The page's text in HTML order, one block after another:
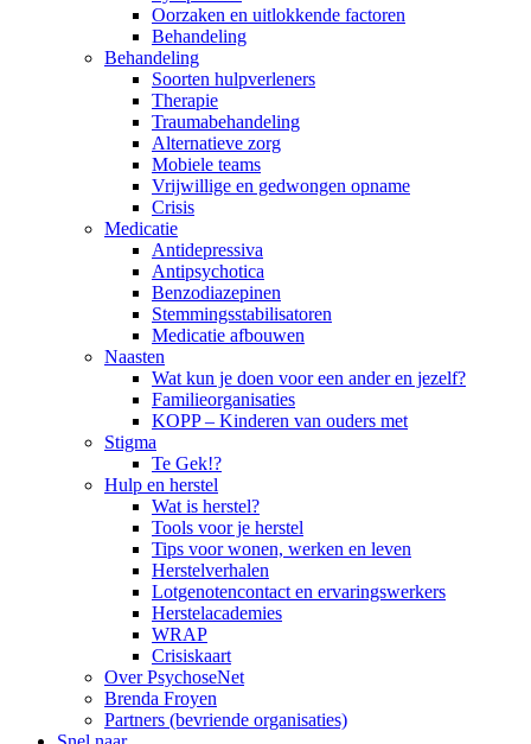
Oorzaken en uitlokkende factoren
Behandeling
Behandeling
Soorten hulpverleners
Therapie
Traumabehandeling
Alternatieve zorg
Mobiele teams
Vrijwillige en gedwongen opname
Crisis
Medicatie
Antidepressiva
Antipsychotica
Benzodiazepinen
Stemmingsstabilisatoren
Medicatie afbouwen
Naasten
Wat kun je doen voor een ander en jezelf?
Familieorganisaties
KOPP – Kinderen van ouders met
Stigma
Te Gek!?
Hulp en herstel
Wat is herstel?
Tools voor je herstel
Tips voor wonen, werken en leven
Herstelverhalen
Lotgenotencontact en ervaringswerkers
Herstelacademies
WRAP
Crisiskaart
Over PsychoseNet
Brenda Froyen
Partners (bevriende organisaties)